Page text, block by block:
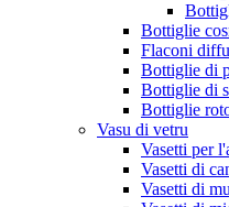
Bottiglie
Flaconi
Bottiglie di
Bottiglie di
Bottiglie
Vasu di vetru
Vasetti per
Vasetti di
Vasetti di